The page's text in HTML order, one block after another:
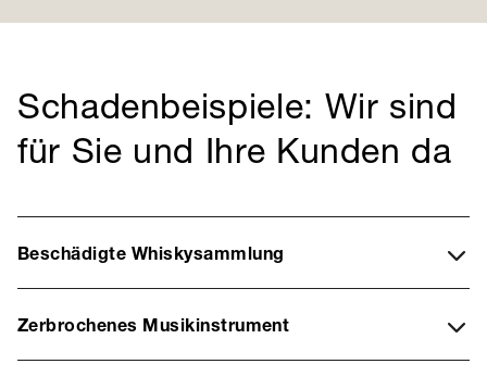
Schadenbeispiele: Wir sind
für Sie und Ihre Kunden da
Beschädigte Whiskysammlung
Zerbrochenes Musikinstrument